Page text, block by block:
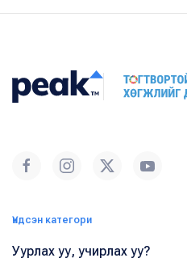
Үндсэн категори
Уурлах уу, учирлах уу?